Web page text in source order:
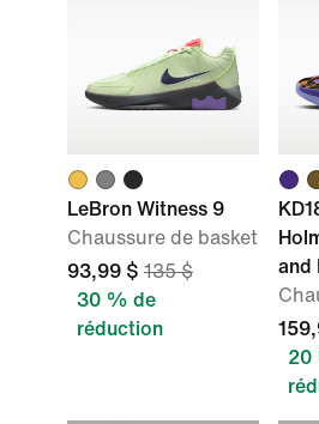
LeBron Witness 9
Chaussure de basket
93,99 $ 135 $
30 % de
réduction
and
20